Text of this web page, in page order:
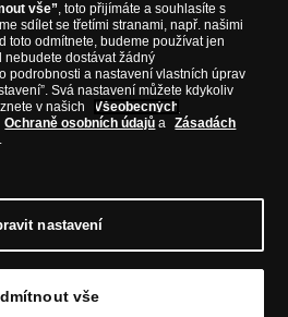
Společnost zapsána v OR vedeném Městským
vše”, toto přijímáte a souhlasíte s
sdílet se třetími stranami, např. našimi
toto odmítnete, budeme používat jen
dostávat žádný
podrobnosti a nastavení vlastních úprav
Svá nastavení můžete kdykoliv
v našich
Všeobecných
Ochraně osobních údajů a
Zásadách
.
nastavení
vše